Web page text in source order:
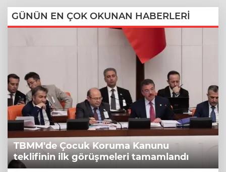
GÜNÜN EN ÇOK OKUNAN HABERLERİ
TBMM'de Çocuk Koruma Kanunu
teklifinin ilk görüşmeleri tamamlandı